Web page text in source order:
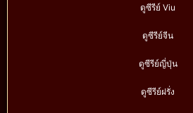
ดูซีรีย์ Viu
ดูซีรีย์จีน
ดูซีรีย์ญี่ปุ่น
ดูซีรีย์ฝรั่ง